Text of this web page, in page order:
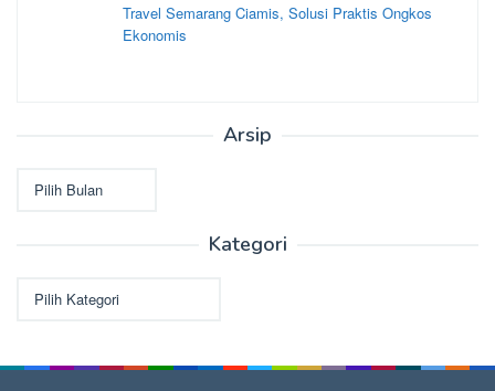
Travel Semarang Ciamis, Solusi Praktis Ongkos
Ekonomis
Arsip
Kategori